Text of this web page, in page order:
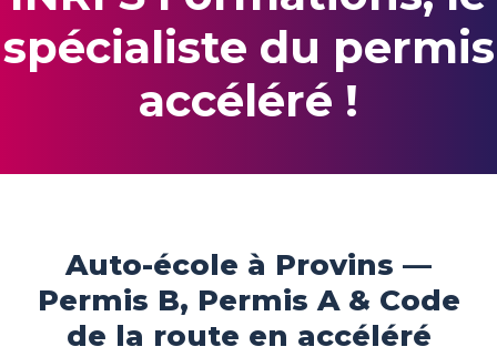
spécialiste du permis
accéléré !
Auto-école à Provins —
Permis B, Permis A & Code
de la route en accéléré